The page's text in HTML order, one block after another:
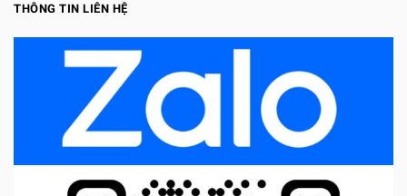
THÔNG TIN LIÊN HỆ